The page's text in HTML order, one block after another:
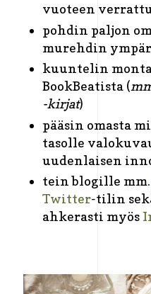
vuoteen
pohdin paljon
murehdin
kuuntelin
BookBeatista (
-kirjat)
pääsin omasta
tasolle
uudenlaisen
tein blogille mm.
Twitter-tilin
ahkerasti myös